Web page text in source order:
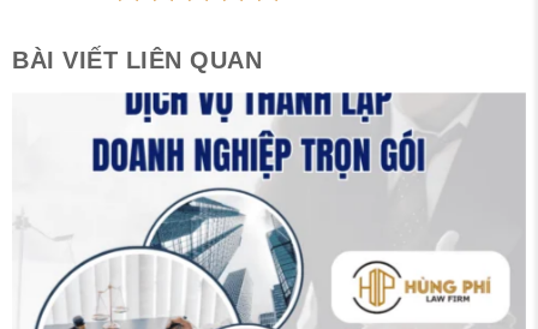
BÀI VIẾT LIÊN QUAN